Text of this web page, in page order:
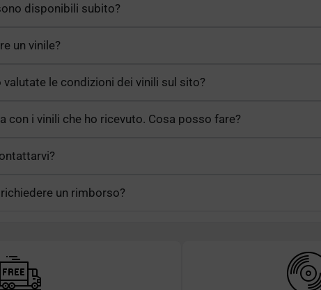
disponibili subito?
un vinile?
valutate le condizioni dei vinili sul sito?
con i vinili che ho ricevuto. Cosa posso fare?
un rimborso?